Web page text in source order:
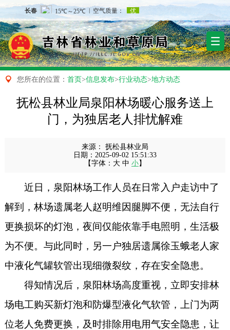
 您所在的位置： 首页>信息发布>行业动态>地方动态
抚松县林业局泉阳林场暖心服务送上
门，为独居老人排忧解难
来源：
抚松县林业局
日期： 2025-09-02 15:51:33
【字体： 大 中 小】
近日，泉阳林场工作人员在日常入户走访中了
解到，林场遗属老人赵明维因腿脚不便，无法自行
更换损坏的灯泡，夜间仅能依靠手电照明，生活极
为不便。与此同时，另一户独居遗属徐玉蛾老人家
中液化气罐软管出现细微裂纹，存在安全隐患。
得知情况后， 泉阳林场高度重视，立即安排林
场电工购买新灯泡和防爆型液化气软管，上门为两
位老人免费更换，及时排除用电用气安全隐患，让